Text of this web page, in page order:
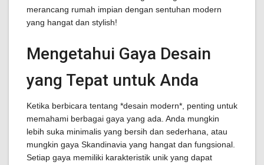
merancang rumah impian dengan sentuhan modern
yang hangat dan stylish!
Mengetahui Gaya Desain
yang Tepat untuk Anda
Ketika berbicara tentang *desain modern*, penting untuk
memahami berbagai gaya yang ada. Anda mungkin
lebih suka minimalis yang bersih dan sederhana, atau
mungkin gaya Skandinavia yang hangat dan fungsional.
Setiap gaya memiliki karakteristik unik yang dapat